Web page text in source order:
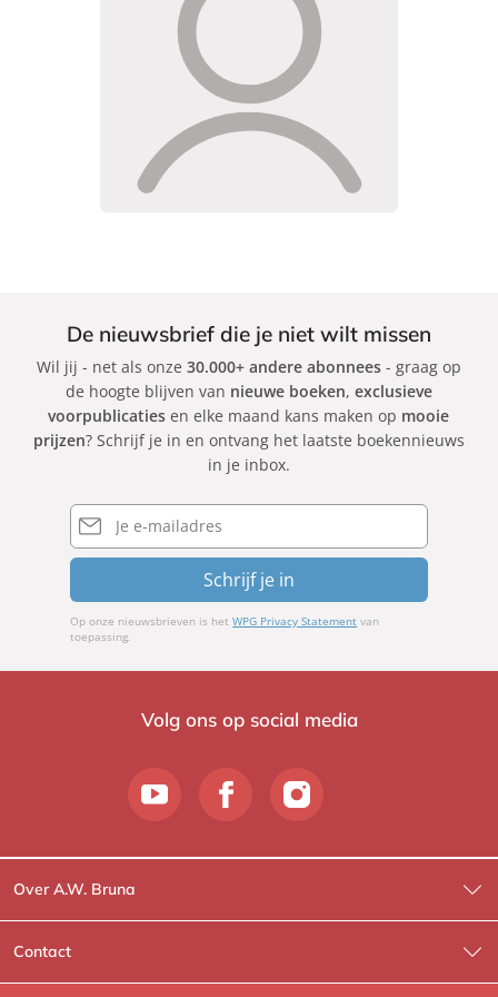
De nieuwsbrief die je niet wilt missen
Wil jij - net als onze 30.000+ andere abonnees- graag op
de hoogte blijven van nieuwe boeken, exclusieve
voorpublicaties en elke maand kans maken op mooie
prijzen? Schrijf je in en ontvang het laatste boekennieuws
in je inbox.
E-
mailadres
Schrijf je in
Op onze nieuwsbrieven is hetWPG Privacy Statement van
toepassing.
Volg ons op social media
Over A.W. Bruna
Wat wij doen
Wie is Wie?
Contact
Contactinformatie